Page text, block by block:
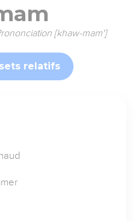
[khaw-mam']
relatifs